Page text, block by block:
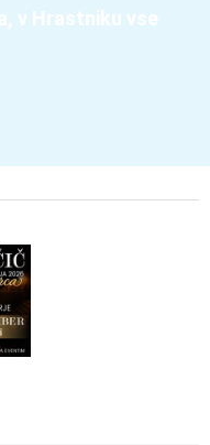
v Hrastniku vse